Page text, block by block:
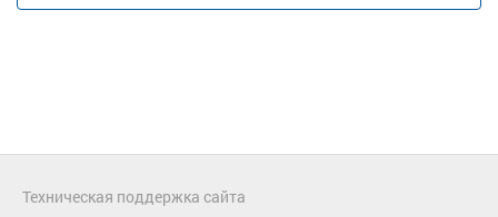
Техническая поддержка сайта